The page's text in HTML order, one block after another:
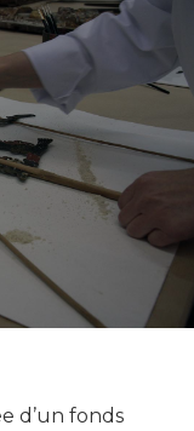
d’un fonds